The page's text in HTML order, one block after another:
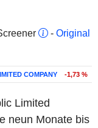
- Original
COMPANY -1,73 %
Limited
neun Monate bis